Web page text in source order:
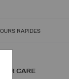
RAPIDES
CARE